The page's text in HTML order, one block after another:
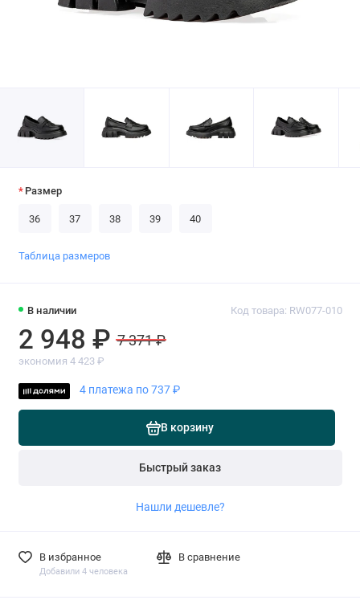
В наличии Код товара: RW077-010
2 948 ₽ 7 371 ₽
экономия 4 423 ₽
4 платежа по 737 ₽
В корзину
Быстрый заказ
Нашли дешевле?
В избранное
Добавили 4 человека
В сравнение
Размер
36 37 38 39 40
Таблица размеров